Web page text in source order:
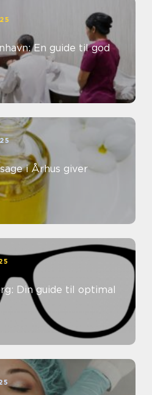
En guide til god
i Århus giver
Din guide til optimal